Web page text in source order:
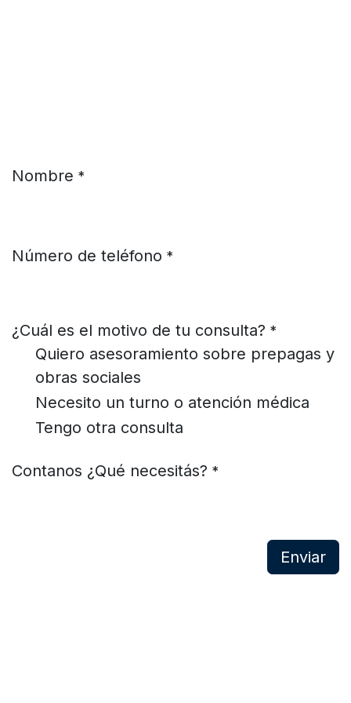
Nombre *
Número de teléfono *
¿Cuál es el motivo de tu consulta? *
Quiero asesoramiento sobre prepagas y
obras sociales
Necesito un turno o atención médica
Tengo otra consulta
Contanos ¿Qué necesitás? *
Enviar